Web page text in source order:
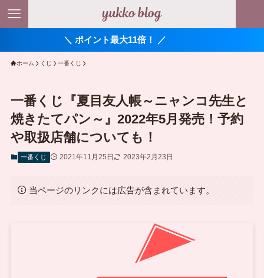
＼ ポイント最大11倍！ ／
ホーム くじ 一番くじ
一番くじ『夏目友人帳～ニャンコ先生と
焼きたてパン～』2022年5月発売！予約
や取扱店舗についても！
一番くじ 2021年11月25日 2023年2月23日
当ページのリンクには広告が含まれています。